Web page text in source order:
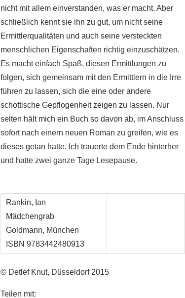
nicht mit allem einverstanden, was er macht. Aber
schließlich kennt sie ihn zu gut, um nicht seine
Ermittlerqualitäten und auch seine versteckten
menschlichen Eigenschaften richtig einzuschätzen.
Es macht einfach Spaß, diesen Ermittlungen zu
folgen, sich gemeinsam mit den Ermittlern in die Irre
führen zu lassen, sich die eine oder andere
schottische Gepflogenheit zeigen zu lassen. Nur
selten hält mich ein Buch so davon ab, im Anschluss
sofort nach einern neuen Roman zu greifen, wie es
dieses getan hatte. Ich trauerte dem Ende hinterher
und hatte zwei ganze Tage Lesepause.
Rankin, Ian
Mädchengrab
Goldmann, München
ISBN 9783442480913
© Detlef Knut, Düsseldorf 2015
Teilen mit: